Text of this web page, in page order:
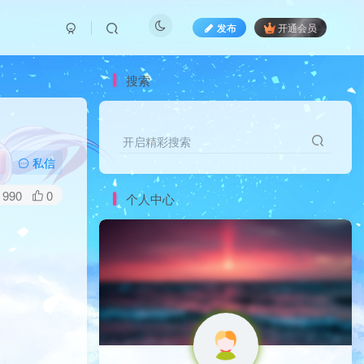
发布 开通会员
私信
990 0
搜索
开启精彩搜索
个人中心
开启精彩搜索